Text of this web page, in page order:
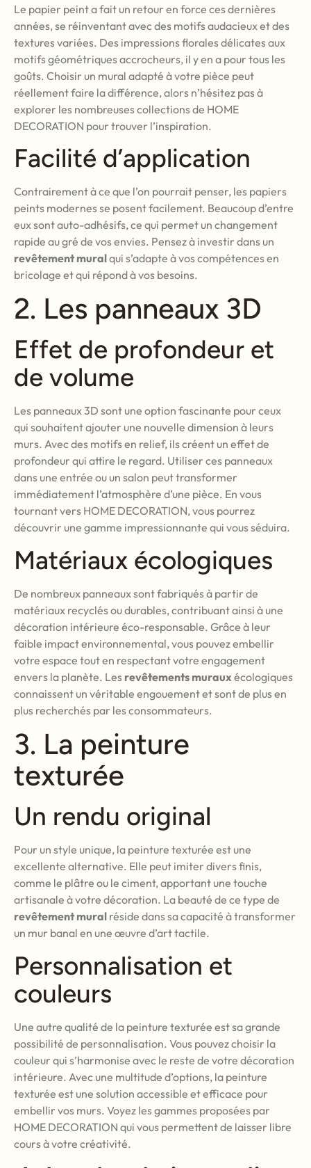
Le papier peint a fait un retour en force ces dernières
années, se réinventant avec des motifs audacieux et des
textures variées. Des impressions florales délicates aux
motifs géométriques accrocheurs, il y en a pour tous les
goûts. Choisir un mural adapté à votre pièce peut
réellement faire la différence, alors n’hésitez pas à
explorer les nombreuses collections de HOME
DECORATION pour trouver l’inspiration.
Facilité d’application
Contrairement à ce que l’on pourrait penser, les papiers
peints modernes se posent facilement. Beaucoup d’entre
eux sont auto-adhésifs, ce qui permet un changement
rapide au gré de vos envies. Pensez à investir dans un
revêtement muralqui s’adapte à vos compétences en
bricolage et qui répond à vos besoins.
2. Les panneaux 3D
Effet de profondeur et
de volume
Les panneaux 3D sont une option fascinante pour ceux
qui souhaitent ajouter une nouvelle dimension à leurs
murs. Avec des motifs en relief, ils créent un effet de
profondeur qui attire le regard. Utiliser ces panneaux
dans une entrée ou un salon peut transformer
immédiatement l’atmosphère d’une pièce. En vous
tournant vers HOME DECORATION, vous pourrez
découvrir une gamme impressionnante qui vous séduira.
Matériaux écologiques
De nombreux panneaux sont fabriqués à partir de
matériaux recyclés ou durables, contribuant ainsi à une
décoration intérieure éco-responsable. Grâce à leur
faible impact environnemental, vous pouvez embellir
votre espace tout en respectant votre engagement
envers la planète. Les revêtements muraux écologiques
connaissent un véritable engouement et sont de plus en
plus recherchés par les consommateurs.
3. La peinture
texturée
Un rendu original
Pour un style unique, la peinture texturée est une
excellente alternative. Elle peut imiter divers finis,
comme le plâtre ou le ciment, apportant une touche
artisanale à votre décoration. La beauté de ce type de
revêtement mural réside dans sa capacité à transformer
un mur banal en une œuvre d’art tactile.
Personnalisation et
couleurs
Une autre qualité de la peinture texturée est sa grande
possibilité de personnalisation. Vous pouvez choisir la
couleur qui s’harmonise avec le reste de votre décoration
intérieure. Avec une multitude d’options, la peinture
texturée est une solution accessible et efficace pour
embellir vos murs. Voyez les gammes proposées par
HOME DECORATION qui vous permettent de laisser libre
cours à votre créativité.